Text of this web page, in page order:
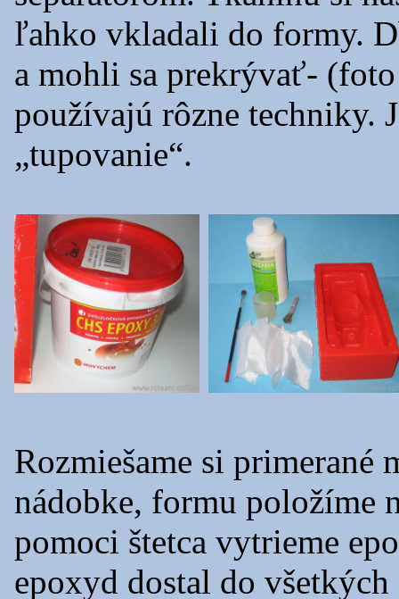
ľahko vkladali do formy.
a mohli sa prekrývať-
používajú rôzne techniky.
„tupovanie“.
Rozmiešame si primerané
nádobke, formu položíme
pomoci štetca vytrieme
epoxyd dostal do